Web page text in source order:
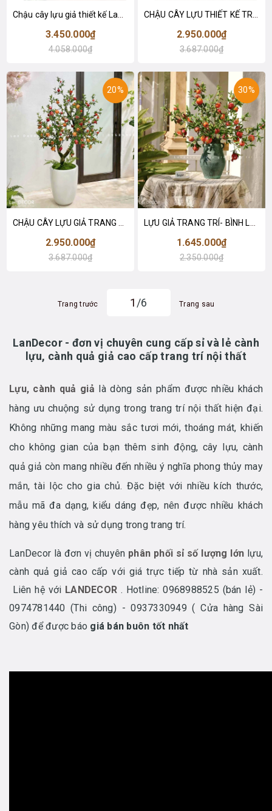
3.450.000₫
4.058.000₫
2.950.000₫
3.687.000₫
20%
2.950.000₫
3.687.000₫
30%
1.645.000₫
2.350.000₫
Trang trước 1 /6 Trang sau
LanDecor - đơn vị chuyên cung cấp sỉ và lẻ cành
lựu, cành quả giả cao cấp trang trí nội thất
Lựu, cành quả giả là dòng sản phẩm được nhiều khách
hàng ưu chuộng sử dụng trong trang trí nội thất hiện đại.
Không những mang màu sắc tươi mới, thoáng mát, khiến
cho không gian của bạn thêm sinh động, cây lựu, cành
quả giả còn mang nhiều đến nhiều ý nghĩa phong thủy may
mắn, tài lộc cho gia chủ. Đặc biệt với nhiều kích thước,
mẫu mã đa dạng, kiểu dáng đẹp, nên được nhiều khách
hàng yêu thích và sử dụng trong trang trí.
LanDecor là đơn vị chuyên phân phối sỉ số lượng lớn lựu,
cành quả giả cao cấp với giá trực tiếp từ nhà sản xuất.
Liên hệ với LANDECOR . Hotline: 0968988525 (bán lẻ) -
0974781440 (Thi công) - 0937330949 ( Cửa hàng Sài
Gòn) để được báo giá bán buôn tốt nhất